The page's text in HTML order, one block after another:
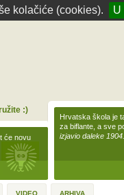
kolačiće (cookies). U
će novu
:)
Hrvatska škola je
za biflante, a sve
izjavio daleke
VIDEO ARHIVA